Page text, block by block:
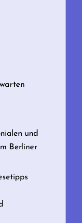
und
Berliner